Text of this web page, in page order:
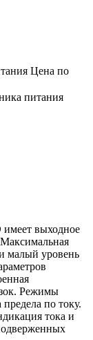
Цена по
питания
выходное
малый уровень
Режимы
по току.
тока и